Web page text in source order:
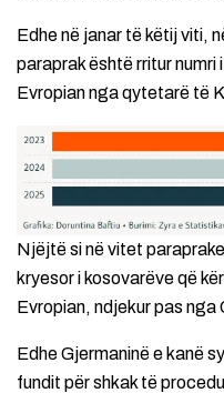
Edhe në janar të këtij viti,
paraprak është rritur numri
Evropian nga qytetarë të
Njëjtë si në vitet
kryesor i kosovarëve që
Evropian, ndjekur pas nga
Edhe Gjermaninë e kanë
fundit për shkak të